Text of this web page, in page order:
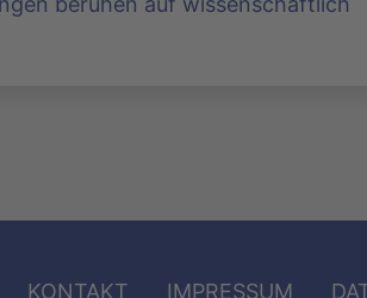
KONTAKT IMPRESSUM